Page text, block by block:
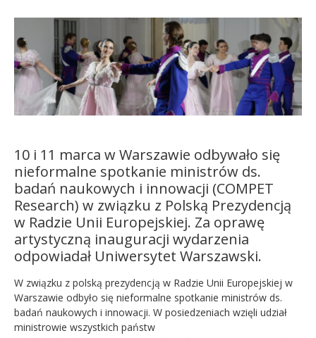
Kandydat
Absolwent
10 i 11 marca w Warszawie odbywało się
nieformalne spotkanie ministrów ds.
badań naukowych i innowacji (COMPET
Research) w związku z Polską Prezydencją
w Radzie Unii Europejskiej. Za oprawę
artystyczną inauguracji wydarzenia
odpowiadał Uniwersytet Warszawski.
W związku z polską prezydencją w Radzie Unii Europejskiej w
Warszawie odbyło się nieformalne spotkanie ministrów ds.
badań naukowych i innowacji. W posiedzeniach wzięli udział
ministrowie wszystkich państw